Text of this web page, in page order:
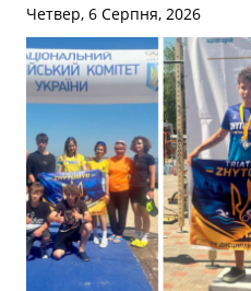
Четвер, 6 Серпня, 2026